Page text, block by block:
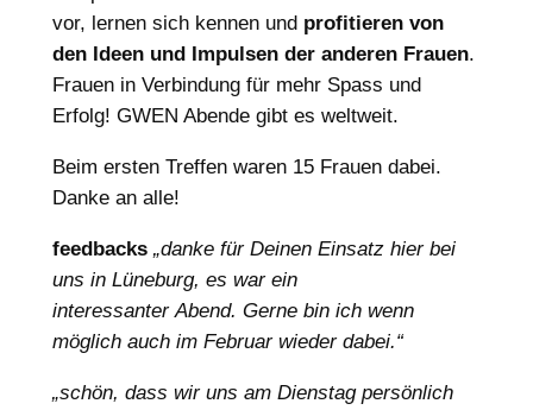
vor, lernen sich kennen und profitieren von
den Ideen und Impulsen der anderen Frauen.
Frauen in Verbindung für mehr Spass und
Erfolg! GWEN Abende gibt es weltweit.
Beim ersten Treffen waren 15 Frauen dabei.
Danke an alle!
feedbacks „danke für Deinen Einsatz hier bei
uns in Lüneburg, es war ein
interessanter Abend. Gerne bin ich wenn
möglich auch im Februar wieder dabei.“
„schön, dass wir uns am Dienstag persönlich